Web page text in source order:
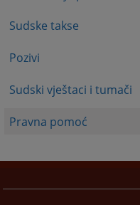
Sudske takse
Pozivi
Sudski vještaci i tumači
Pravna pomoć